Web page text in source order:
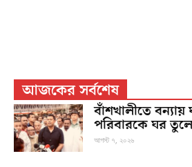
আজকের সর্বশেষ
বাঁশখালীতে
পরিবারকে ঘর তুলে
আগস্ট ৭, ২০২৬